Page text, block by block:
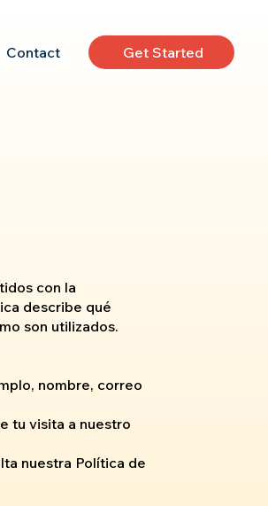
Get Started
Contact
con la
describe qué
son utilizados.
nombre, correo
tu visita a nuestro
nuestra Política de